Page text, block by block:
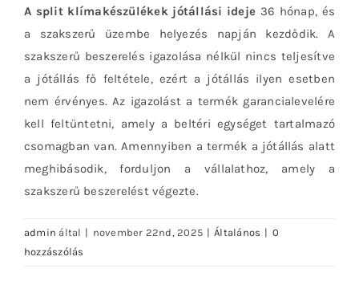
A split klímakészülékek jótállási ideje 36 hónap, és
a szakszerű üzembe helyezés napján kezdődik. A
szakszerű beszerelés igazolása nélkül nincs teljesítve
a jótállás fő feltétele, ezért a jótállás ilyen esetben
nem érvényes. Az igazolást a termék garancialevelére
kell feltüntetni, amely a beltéri egységet tartalmazó
csomagban van. Amennyiben a termék a jótállás alatt
meghibásodik, forduljon a vállalathoz, amely a
szakszerű beszerelést végezte.
admin által | november 22nd, 2025 | Általános | 0
hozzászólás